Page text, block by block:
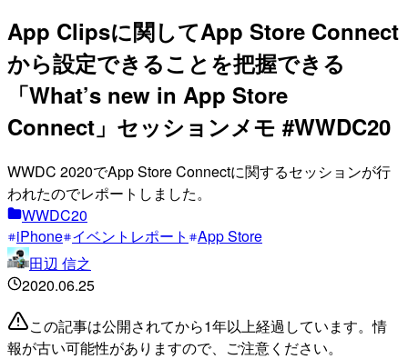
App Clipsに関してApp Store Connect
から設定できることを把握できる
「What’s new in App Store
Connect」セッションメモ #WWDC20
WWDC 2020でApp Store Connectに関するセッションが行
われたのでレポートしました。
WWDC20
iPhone イベントレポート
App Store
田辺 信之
2020.06.25
この記事は公開されてから1年以上経過しています。情
報が古い可能性がありますので、ご注意ください。